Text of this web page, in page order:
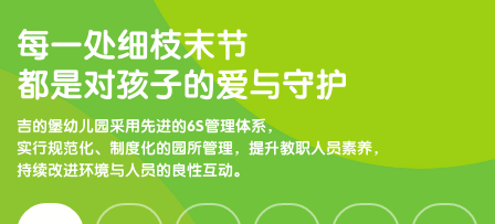
每一处细枝末节
都是对孩子的爱与守护
吉的堡幼儿园采用先进的6S管理体系，
实行规范化、制度化的园所管理，提升教职人员素养，
持续改进环境与人员的良性互动。